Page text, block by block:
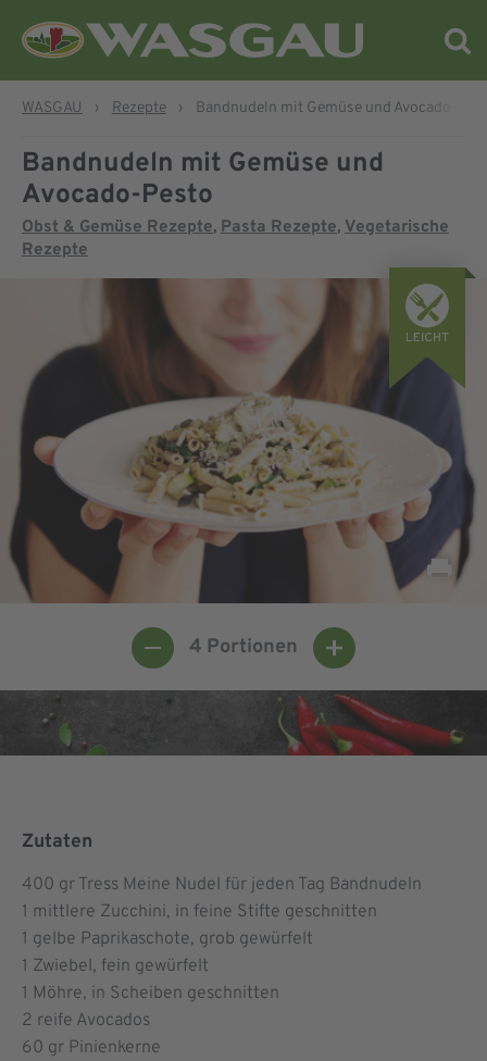
WASGAU › Rezepte › Bandnudeln mit Gemüse und Avocado-
Bandnudeln mit Gemüse und
Avocado-Pesto
Obst & Gemüse Rezepte, Pasta Rezepte, Vegetarische
Rezepte
4 Portionen
Zutaten
400 gr Tress Meine Nudel für jeden Tag Bandnudeln
1 mittlere Zucchini, in feine Stifte geschnitten
1 gelbe Paprikaschote, grob gewürfelt
1 Zwiebel, fein gewürfelt
1 Möhre, in Scheiben geschnitten
2 reife Avocados
60 gr Pinienkerne